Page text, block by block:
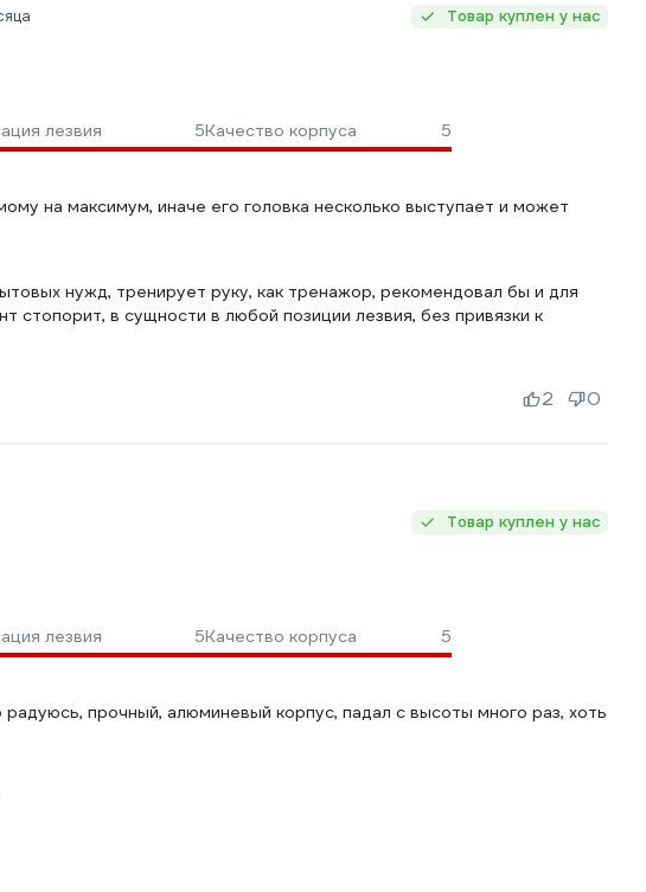
Товар куплен у нас
лезвия 5Качество корпуса 5
на максимум, иначе его головка несколько выступает и может
нужд, тренирует руку, как тренажор, рекомендовал бы и для
в сущности в любой позиции лезвия, без привязки к
2 0
Товар куплен у нас
лезвия 5Качество корпуса 5
прочный, алюминевый корпус, падал с высоты много раз, хоть